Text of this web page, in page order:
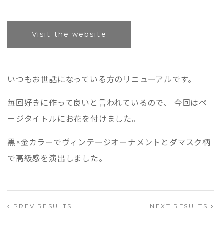
Visit the website
いつもお世話になっている方のリニューアルです。
毎回好きに作って良いと言われているので、 今回はペ
ージタイトルにお花を付けました。
黒×金カラーでヴィンテージオーナメントとダマスク柄
で高級感を演出しました。
PREV RESULTS NEXT RESULTS